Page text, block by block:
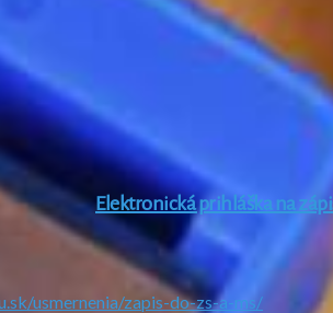
Elektronická prihláška na
usmernenia/zapis-do-zs-a-ms/